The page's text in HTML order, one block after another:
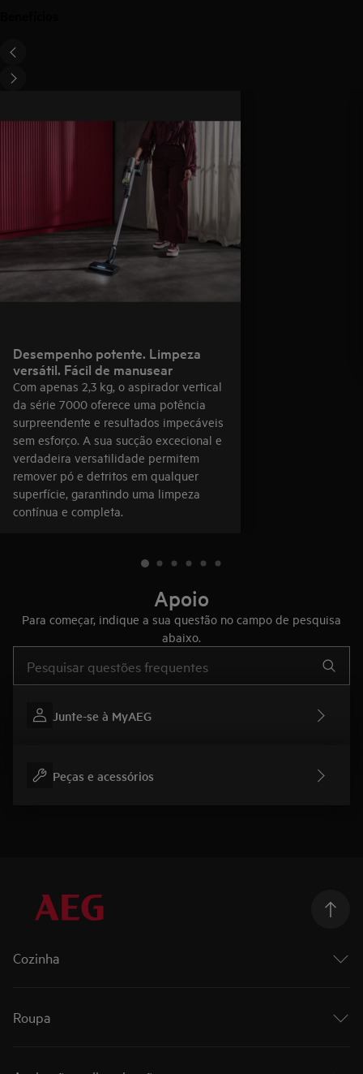
Desempenho potente. Limpeza
versátil. Fácil de manusear
Com apenas 2,3 kg, o aspirador vertical
da série 7000 oferece uma potência
surpreendente e resultados impecáveis
sem esforço. A sua sucção excecional e
verdadeira versatilidade permitem
remover pó e detritos em qualquer
superfície, garantindo uma limpeza
contínua e completa.
Apoio
Para começar, indique a sua questão no campo de pesquisa
abaixo.
Junte-se à MyAEG
Peças e acessórios
Cozinha
Fornos
Fornos a vapor
Roupa